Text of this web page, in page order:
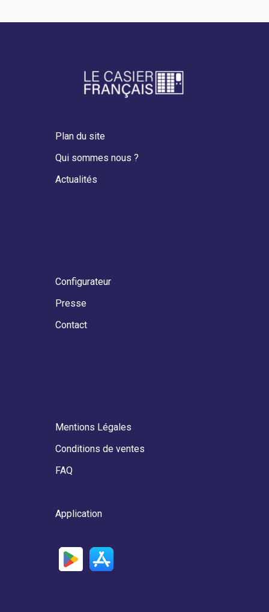
Plan du site
Qui sommes nous ?
Actualités
Configurateur
Presse
Contact
Mentions Légales
Conditions de ventes
FAQ
Application